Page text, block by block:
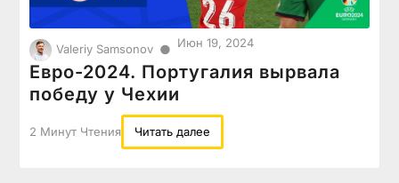
Valeriy Samsonov ● Июн 19, 2024
Евро-2024. Португалия вырвала
победу у Чехии
2 Минут Чтения Читать далее